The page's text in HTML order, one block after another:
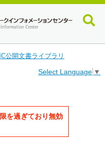
公開文書ライブラリ
Select Language ▼
を過ぎており無効